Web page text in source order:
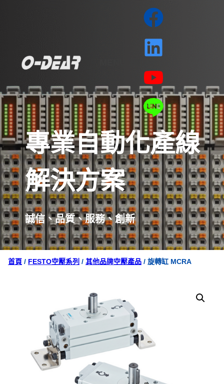
專業自動化產線
解決方案
誠信、品質、服務、創新
首頁 / FESTO空壓系列 / 其他品牌空壓產品 / 旋轉缸 MCRA